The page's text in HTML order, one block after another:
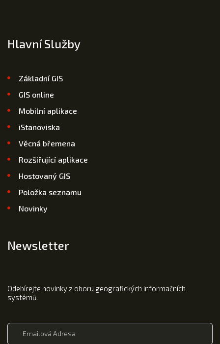
Hlavní Služby
Základní GIS
GIS online
Mobilní aplikace
iStanoviska
Věcná břemena
Rozšiřující aplikace
Hostovaný GIS
Položka seznamu
Novinky
Newsletter
Odebírejte novinky z oboru geografických informačních
systémů.